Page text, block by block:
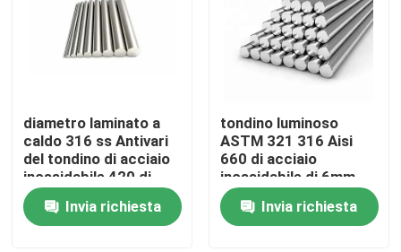
diametro laminato a
caldo 316 ss Antivari
del tondino di acciaio
inossidabile 420 di
904l 440c 422 grande
Invia richiesta
tondino luminoso
ASTM 321 316 Aisi
660 di acciaio
inossidabile di 6mm
8mm 10mm 12mm
16mmInvia richiesta